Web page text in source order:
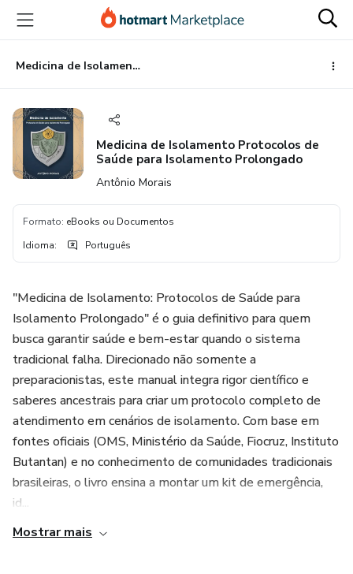
para
conteúdo
principal
para
pagamento
para
rodapé
Medicina de Isolamento Protocolos de Saúde para Isolamento Prolongado
Medicina de Isolamento Protocolos de
Saúde para Isolamento Prolongado
Antônio Morais
Formato: eBooks ou Documentos
Idioma: Português
"Medicina de Isolamento: Protocolos de Saúde para
Isolamento Prolongado" é o guia definitivo para quem
busca garantir saúde e bem-estar quando o sistema
tradicional falha. Direcionado não somente a
preparacionistas, este manual integra rigor científico e
saberes ancestrais para criar um protocolo completo de
atendimento em cenários de isolamento. Com base em
fontes oficiais (OMS, Ministério da Saúde, Fiocruz, Instituto
Butantan) e no conhecimento de comunidades tradicionais
brasileiras, o livro ensina a montar um kit de emergência,
id...
Mostrar mais